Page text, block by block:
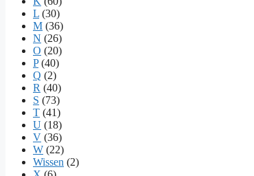
L (30)
M (36)
N (26)
O (20)
P(40)
Q (2)
R (40)
S (73)
T (41)
U (18)
V (36)
W (22)
Wissen (2)